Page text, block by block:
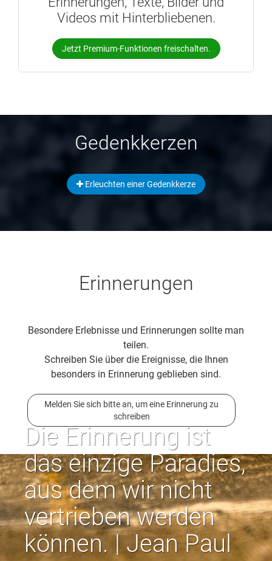
Videos mit Hinterbliebenen.
Jetzt Premium-Funktionen freischalten.
Gedenkkerzen
Erleuchten einer Gedenkkerze
Erinnerungen
Besondere Erlebnisse und Erinnerungen sollte man
teilen.
Schreiben Sie über die Ereignisse, die Ihnen
besonders in Erinnerung geblieben sind.
Melden Sie sich bitte an, um eine Erinnerung zu
schreiben
Die Erinnerung ist
das einzige Paradies,
aus dem wir nicht
vertrieben werden
können. | Jean Paul